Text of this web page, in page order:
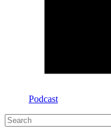
Podcast